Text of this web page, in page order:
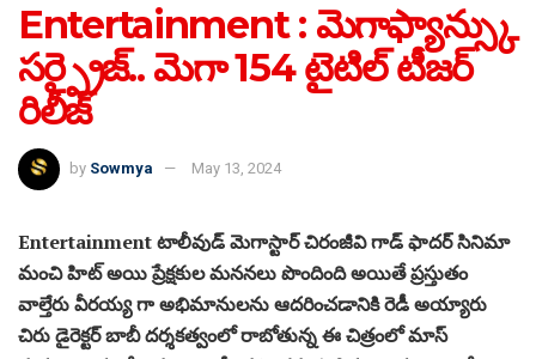
Entertainment : మెగాఫ్యాన్స్కు
సర్ప్రైజ్.. మెగా 154 టైటిల్ టీజర్
రిలీజ్
by Sowmya May 13, 2024
Entertainment టాలీవుడ్ మెగాస్టార్ చిరంజీవి గాడ్ ఫాదర్ సినిమా
మంచి హిట్ అయి ప్రేక్షకుల మననలు పొందింది అయితే ప్రస్తుతం
వాల్తేరు వీరయ్య గా అభిమానులను ఆదరించడానికి రెడీ అయ్యారు
చిరు డైరెక్టర్ బాబీ దర్శకత్వంలో రాబోతున్న ఈ చిత్రంలో మాస్